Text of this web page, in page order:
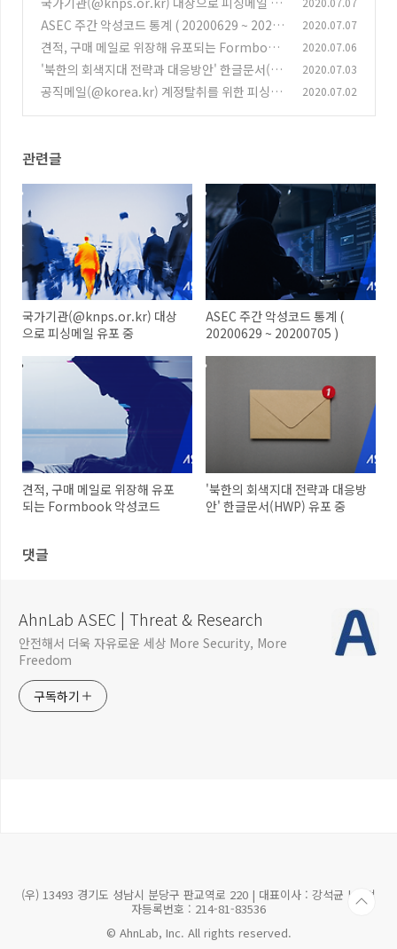
포 중
(0)
ASEC 주간 악성코드 통계 ( 20200629 ~ 20200
705 )
(0)
2020.07.07
견적, 구매 메일로 위장해 유포되는 Formbook
악성코드
(0)
2020.07.06
'북한의 회색지대 전략과 대응방안' 한글문서(H
WP) 유포 중
(0)
2020.07.03
공직메일(@korea.kr) 계정탈취를 위한 피싱메
2020.07.02
관련글
국가기관(@knps.or.kr) 대상
으로 피싱메일 유포 중
ASEC 주간 악성코드 통계 (
20200629 ~ 20200705 )
견적, 구매 메일로 위장해 유포
되는 Formbook 악성코드
'북한의 회색지대 전략과 대응방
안' 한글문서(HWP) 유포 중
댓글
AhnLab ASEC | Threat & Research
안전해서 더욱 자유로운 세상 More Security, More
Freedom
구독하기
(우) 13493 경기도 성남시 분당구 판교역로 220 | 대표이사 : 강석균 | 사업
자등록번호 : 214-81-83536
© AhnLab, Inc. All rights reserved.